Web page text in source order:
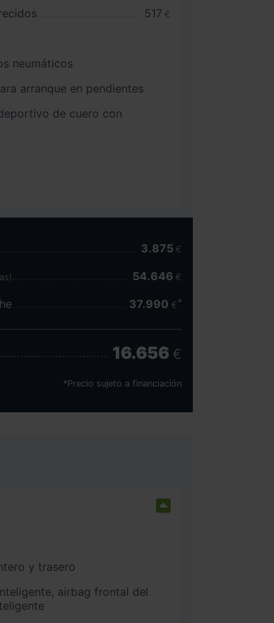
517 €
neumáticos
arranque en pendientes
de cuero con
3.875 €
54.646 €
37.990 €
16.656 €
*Precio sujeto a financiación
y trasero